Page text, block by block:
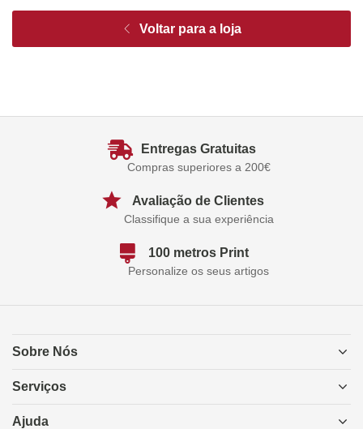
Voltar para a loja
Entregas Gratuitas
Compras superiores a 200€
Avaliação de Clientes
Classifique a sua experiência
100 metros Print
Personalize os seus artigos
Sobre Nós
Serviços
Ajuda